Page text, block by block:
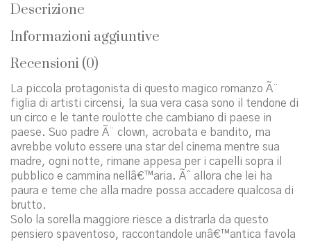
Descrizione
Informazioni aggiuntive
Recensioni (0)
La piccola protagonista di questo magico romanzo Ã¨
figlia di artisti circensi, la sua vera casa sono il tendone di
un circo e le tante roulotte che cambiano di paese in
paese. Suo padre Ã¨ clown, acrobata e bandito, ma
avrebbe voluto essere una star del cinema mentre sua
madre, ogni notte, rimane appesa per i capelli sopra il
pubblico e cammina nellâ€™aria. Ãˆ allora che lei ha
paura e teme che alla madre possa accadere qualcosa di
brutto.
Solo la sorella maggiore riesce a distrarla da questo
pensiero spaventoso, raccontandole unâ€™antica favola